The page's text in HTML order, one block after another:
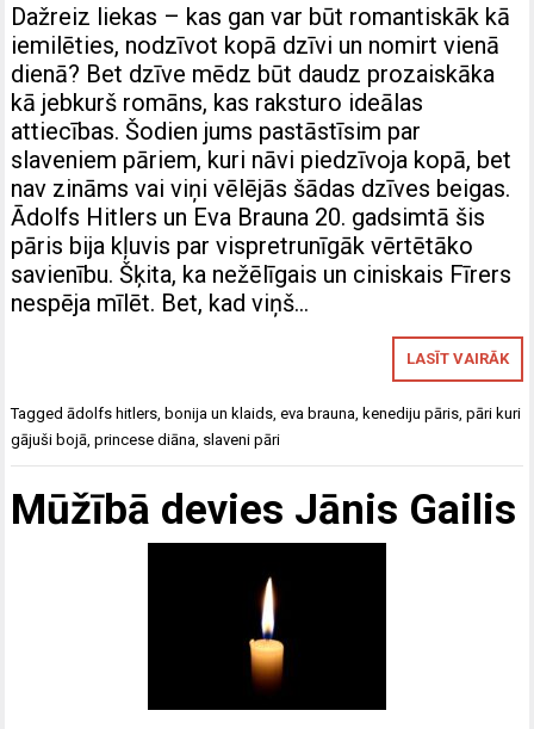
Dažreiz liekas – kas gan var būt romantiskāk kā
iemilēties, nodzīvot kopā dzīvi un nomirt vienā
dienā? Bet dzīve mēdz būt daudz prozaiskāka
kā jebkurš romāns, kas raksturo ideālas
attiecības. Šodien jums pastāstīsim par
slaveniem pāriem, kuri nāvi piedzīvoja kopā, bet
nav zināms vai viņi vēlējās šādas dzīves beigas.
Ādolfs Hitlers un Eva Brauna 20. gadsimtā šis
pāris bija kļuvis par vispretrunīgāk vērtētāko
savienību. Šķita, ka nežēlīgais un ciniskais Fīrers
nespēja mīlēt. Bet, kad viņš…
LASĪT VAIRĀK
Taggedādolfs hitlers ,bonija un klaids ,eva brauna ,kenediju pāris ,pāri kuri
gājuši bojā ,princese diāna slaveni pāri
Mūžībā devies Jānis Gailis